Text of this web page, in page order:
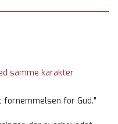
samme karakter
for Gud."